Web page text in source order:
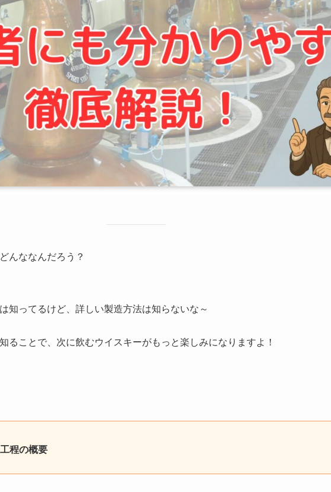
んななんだろう？
知ってるけど、詳しい製造方法は知らないな～
ることで、次に飲むウイスキーがもっと楽しみになりますよ！
程の概要